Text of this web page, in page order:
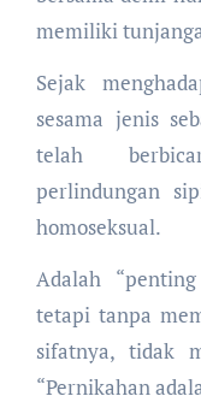
memiliki
Sejak
sesama jenis
telah
perlindungan
homoseksual.
Adalah
tetapi tanpa
sifatnya, tidak
“Pernikahan